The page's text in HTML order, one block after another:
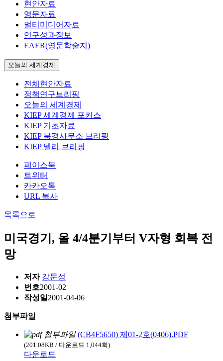
현안자료
영문자료
멀티미디어자료
연구성과정보
EAER(영문학술지)
오늘의 세계경제
전체현안자료
정책연구브리핑
오늘의 세계경제
KIEP 세계경제 포커스
KIEP 기초자료
KIEP 북경사무소 브리핑
KIEP 델리 브리핑
페이스북
트위터
카카오톡
URL 복사
목록으로
미국경기, 올 4/4분기부터 V자형 회복 전
망
저자 강문성
번호2001-02
작성일 2001-04-06
첨부파일
(CB4F5650) 제01-2호(0406).PDF
(201.08KB / 다운로드 1,044회)
다운로드